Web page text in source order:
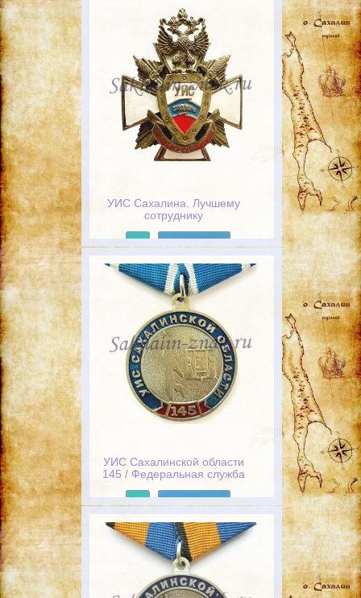
УИС Сахалина. Лучшему
сотруднику
УИС Сахалинской области
145 / Федеральная служба